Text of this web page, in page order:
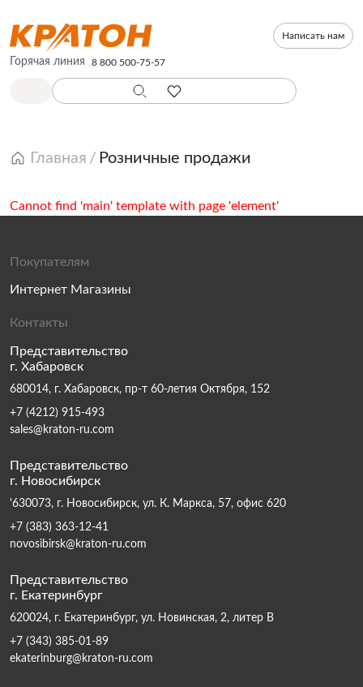
Написать нам
Горячая линия 8 800 500-75-57
Главная Розничные продажи
Cannot find 'main' template with page 'element'
Покупателям
Интернет Магазины
Контакты
Представительство
г. Хабаровск
680014, г. Хабаровск, пр-т 60-летия Октября, 152
+7 (4212) 915-493
sales@kraton-ru.com
Представительство
г. Новосибирск
'630073, г. Новосибирск, ул. К. Маркса, 57, офис 620
+7 (383) 363-12-41
novosibirsk@kraton-ru.com
Представительство
г. Екатеринбург
620024, г. Екатеринбург, ул. Новинская, 2, литер В
+7 (343) 385-01-89
ekaterinburg@kraton-ru.com